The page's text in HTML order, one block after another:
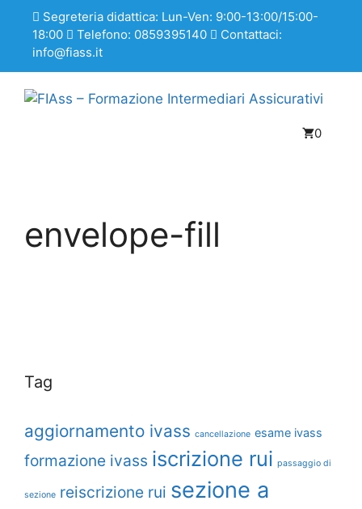
Segreteria didattica: Lun-Ven: 9:00-13:00/15:00-
18:00
Telefono: 0859395140
Contattaci:
info@fiass.it
0
envelope-fill
Tag
aggiornamento ivass cancellazione esame ivass
formazione ivass iscrizione rui passaggio di
sezione reiscrizione rui sezione a